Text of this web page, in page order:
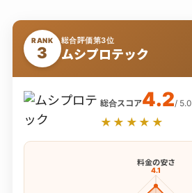
RANK
3
総合評価第3位
ムシプロテック
総合スコア4.2/ 5.0
★★★★★
料金の安さ
4.1